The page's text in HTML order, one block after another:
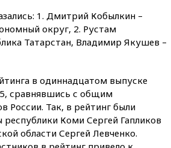
1. Дмитрий Кобылкин –
округ, 2. Рустам
Татарстан, Владимир Якушев –
в одиннадцатом выпуске
сравнявшись с общим
России. Так, в рейтинг были
Коми Сергей Гапликов
области Сергей Левченко.